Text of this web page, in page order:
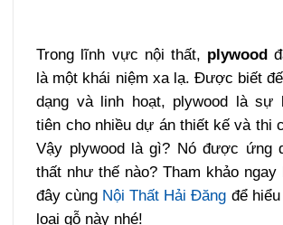
Trong lĩnh vực nội thất, plywood
là một khái niệm xa lạ. Được biết
dạng và linh hoạt, plywood là sự
tiên cho nhiều dự án thiết kế và thi
Vậy plywood là gì? Nó được ứng
thất như thế nào? Tham khảo
đây cùng Nội Thất Hải Đăng để
loại gỗ này nhé!